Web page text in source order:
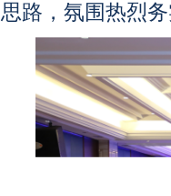
思路，氛围热烈